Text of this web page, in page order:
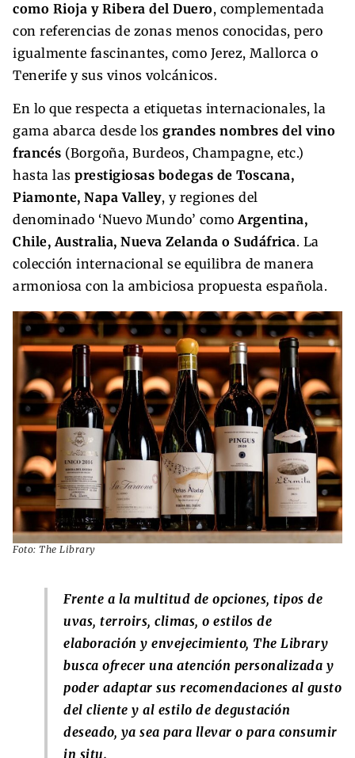
como Rioja y Ribera del Duero, complementada
con referencias de zonas menos conocidas, pero
igualmente fascinantes, como Jerez, Mallorca o
Tenerife y sus vinos volcánicos.
En lo que respecta a etiquetas internacionales, la
gama abarca desde los grandes nombres del vino
francés (Borgoña, Burdeos, Champagne, etc.)
hasta las prestigiosas bodegas de Toscana,
Piamonte, Napa Valley, y regiones del
denominado ‘Nuevo Mundo’ como Argentina,
Chile, Australia, Nueva Zelanda o Sudáfrica. La
colección internacional se equilibra de manera
armoniosa con la ambiciosa propuesta española.
Foto: The Library
Frente a la multitud de opciones, tipos de
uvas, terroirs, climas, o estilos de
elaboración y envejecimiento, The Library
busca ofrecer una atención personalizada y
poder adaptar sus recomendaciones al gusto
del cliente y al estilo de degustación
deseado, ya sea para llevar o para consumir
in situ.